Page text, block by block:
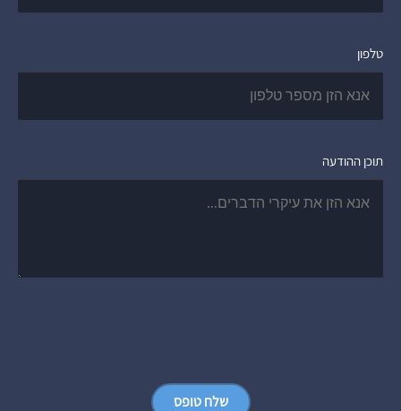
טלפון
תוכן ההודעה